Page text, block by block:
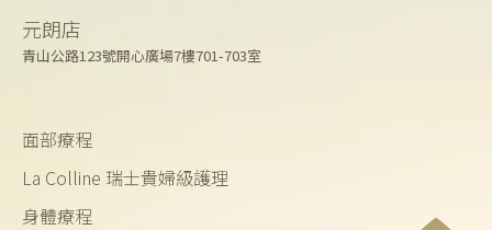
元朗店
青山公路123號開心廣場7樓701-703室
面部療程
La Colline 瑞士貴婦級護理
身體療程